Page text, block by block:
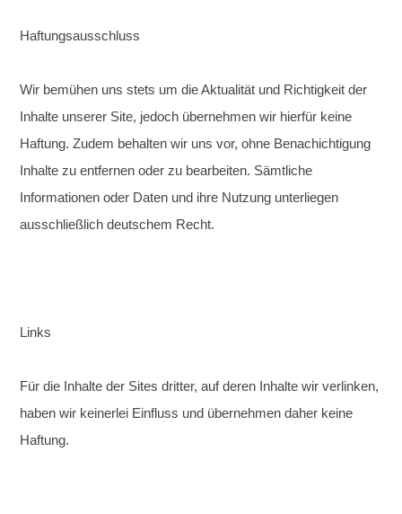
Haftungsausschluss
Wir bemühen uns stets um die Aktualität und Richtigkeit der
Inhalte unserer Site, jedoch übernehmen wir hierfür keine
Haftung. Zudem behalten wir uns vor, ohne Benachichtigung
Inhalte zu entfernen oder zu bearbeiten. Sämtliche
Informationen oder Daten und ihre Nutzung unterliegen
ausschließlich deutschem Recht.
Links
Für die Inhalte der Sites dritter, auf deren Inhalte wir verlinken,
haben wir keinerlei Einfluss und übernehmen daher keine
Haftung.